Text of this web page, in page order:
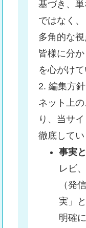
基づき、
ではなく
多角的な
皆様に分
を心がけて
2. 編集方
ネット上
り、当サ
徹底してい
事実
レビ
（発
実」
明確